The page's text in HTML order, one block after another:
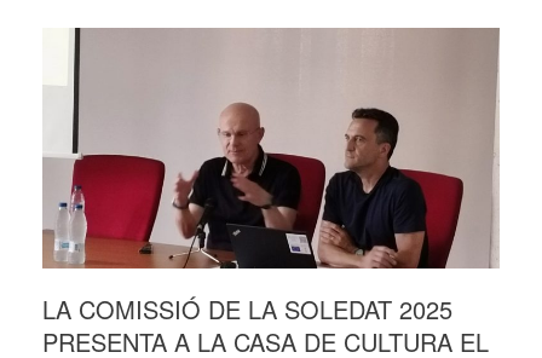
LA COMISSIÓ DE LA SOLEDAT 2025
PRESENTA A LA CASA DE CULTURA EL